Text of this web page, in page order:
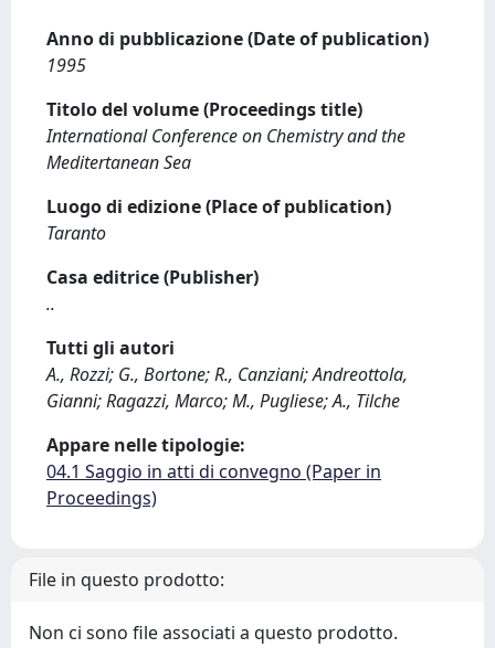
Anno di pubblicazione (Date of publication)
1995
Titolo del volume (Proceedings title)
International Conference on Chemistry and the
Meditertanean Sea
Luogo di edizione (Place of publication)
Taranto
Casa editrice (Publisher)
..
Tutti gli autori
A., Rozzi; G., Bortone; R., Canziani; Andreottola,
Gianni; Ragazzi, Marco; M., Pugliese; A., Tilche
Appare nelle tipologie:
04.1 Saggio in atti di convegno (Paper in
Proceedings)
File in questo prodotto:
Non ci sono file associati a questo prodotto.